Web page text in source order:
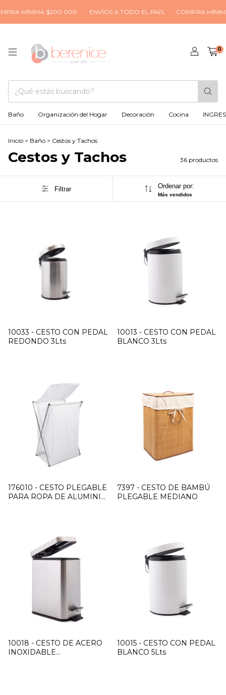
MÍNIMA $200.000 ENVÍOS A TODO EL PAÍS COMPRA MÍNIMA
0
Baño Organización del Hogar Decoración Cocina
Inicio > Baño > Cestos y Tachos
Cestos y Tachos 36 productos
Filtrar Ordenar por:
Más vendidos
10033 - CESTO CON PEDAL
REDONDO 3Lts
10013 - CESTO CON PEDAL
BLANCO 3Lts
176010 - CESTO PLEGABLE
PARA ROPA DE ALUMINIO
7397 - CESTO DE BAMBÚ
PLEGABLE MEDIANO
10018 - CESTO DE ACERO
INOXIDABLE
10015 - CESTO CON PEDAL
BLANCO 5Lts